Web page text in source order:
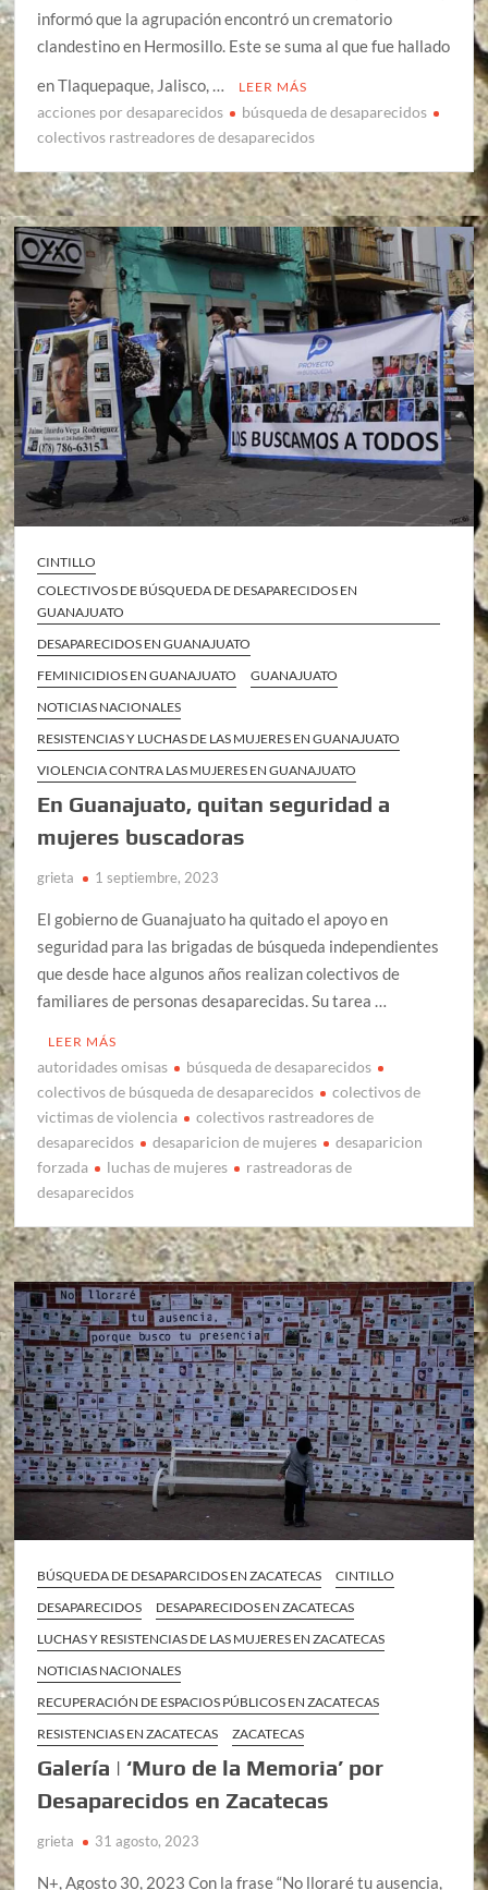
informó que la agrupación encontró un crematorio
clandestino en Hermosillo. Este se suma al que fue hallado
en Tlaquepaque, Jalisco, …
LEER MÁS
acciones por desaparecidos
búsqueda de desaparecidos
colectivos rastreadores de desaparecidos
CINTILLO
COLECTIVOS DE BÚSQUEDA DE DESAPARECIDOS EN
GUANAJUATO
DESAPARECIDOS EN GUANAJUATO
FEMINICIDIOS EN GUANAJUATO
GUANAJUATO
NOTICIAS NACIONALES
RESISTENCIAS Y LUCHAS DE LAS MUJERES EN GUANAJUATO
VIOLENCIA CONTRA LAS MUJERES EN GUANAJUATO
En Guanajuato, quitan seguridad a
mujeres buscadoras
grieta 1 septiembre, 2023
El gobierno de Guanajuato ha quitado el apoyo en
seguridad para las brigadas de búsqueda independientes
que desde hace algunos años realizan colectivos de
familiares de personas desaparecidas. Su tarea …
LEER MÁS
autoridades omisas
búsqueda de desaparecidos
colectivos de búsqueda de desaparecidos
colectivos de
victimas de violencia
colectivos rastreadores de
desaparecidos
desaparicion de mujeres
desaparicion
forzada
luchas de mujeres
rastreadoras de
desaparecidos
BÚSQUEDA DE DESAPARCIDOS EN ZACATECAS
CINTILLO
DESAPARECIDOS
DESAPARECIDOS EN ZACATECAS
LUCHAS Y RESISTENCIAS DE LAS MUJERES EN ZACATECAS
NOTICIAS NACIONALES
RECUPERACIÓN DE ESPACIOS PÚBLICOS EN ZACATECAS
RESISTENCIAS EN ZACATECAS
ZACATECAS
Galería | ‘Muro de la Memoria’ por
Desaparecidos en Zacatecas
grieta 31 agosto, 2023
N+, Agosto 30, 2023 Con la frase “No lloraré tu ausencia,